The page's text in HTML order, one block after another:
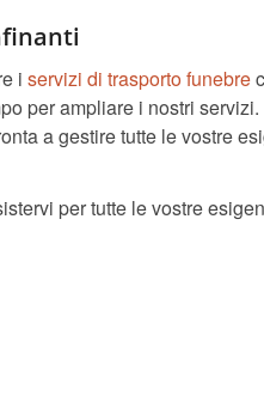
i servizi di trasporto funebre
per ampliare i nostri servizi.
a gestire tutte le vostre
per tutte le vostre